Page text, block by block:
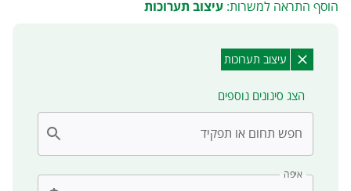
הוסף התראה למשרות: עיצוב תערוכות
עיצוב תערוכות
הצג סינונים נוספים
חפש תחום או תפקיד
איפה